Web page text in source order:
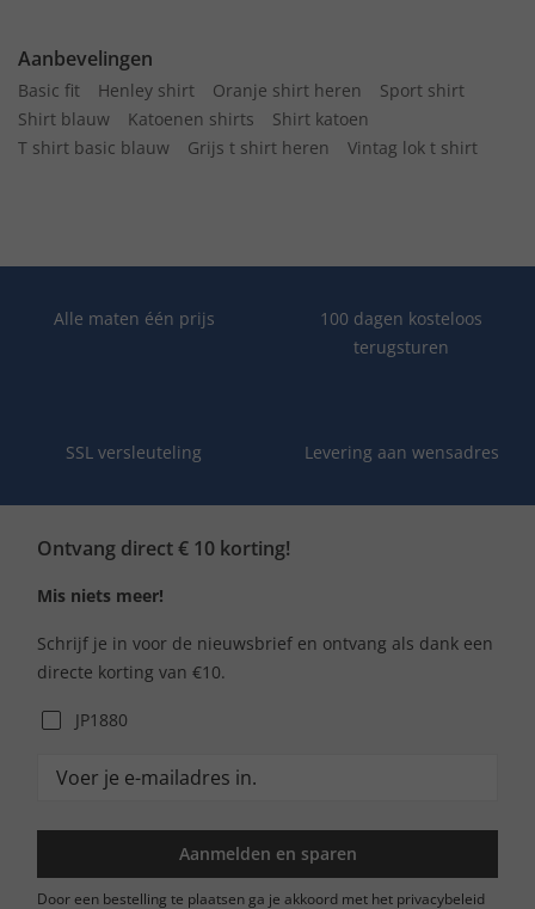
Aanbevelingen
Basic fit Henley shirt Oranje shirt heren
Sport shirt
Shirt blauw
Katoenen shirts
Shirt katoen
T shirt basic blauw
Grijs t shirt heren Vintag lok t shirt
Alle maten één prijs
100 dagen kosteloos
terugsturen
SSL versleuteling Levering aan wensadres
Ontvang direct € 10 korting!
Mis niets meer!
Schrijf je in voor de nieuwsbrief en ontvang als dank een
directe korting van €10.
JP1880
Aanmelden en sparen
Door een bestelling te plaatsen ga je akkoord met het privacybeleid